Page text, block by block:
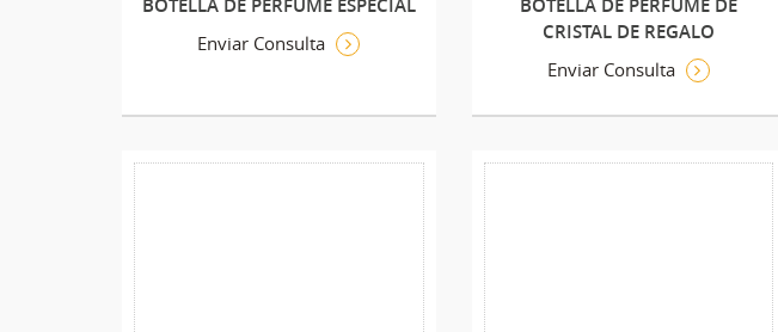
BOTELLA DE PERFUME ESPECIAL
Enviar Consulta
BOTELLA DE PERFUME DE
CRISTAL DE REGALO
Enviar Consulta